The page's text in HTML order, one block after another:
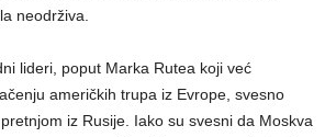
neodrživa.
lideri, poput Marka Rutea koji već
američkih trupa iz Evrope, svesno
iz Rusije. Iako su svesni da Moskva